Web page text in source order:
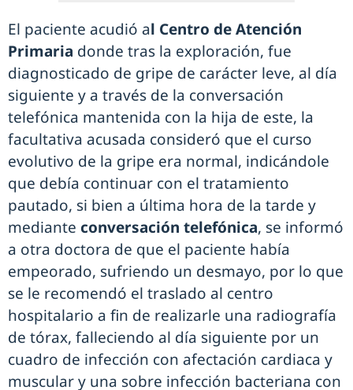
El paciente acudió al Centro de Atención
Primaria donde tras la exploración, fue
diagnosticado de gripe de carácter leve, al día
siguiente y a través de la conversación
telefónica mantenida con la hija de este, la
facultativa acusada consideró que el curso
evolutivo de la gripe era normal, indicándole
que debía continuar con el tratamiento
pautado, si bien a última hora de la tarde y
mediante conversación telefónica, se informó
a otra doctora de que el paciente había
empeorado, sufriendo un desmayo, por lo que
se le recomendó el traslado al centro
hospitalario a fin de realizarle una radiografía
de tórax, falleciendo al día siguiente por un
cuadro de infección con afectación cardiaca y
muscular y una sobre infección bacteriana con